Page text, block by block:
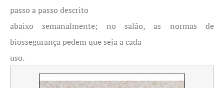
passo a passo descrito
abaixo semanalmente; no salão, as normas de
biossegurança pedem que seja a cada
uso.